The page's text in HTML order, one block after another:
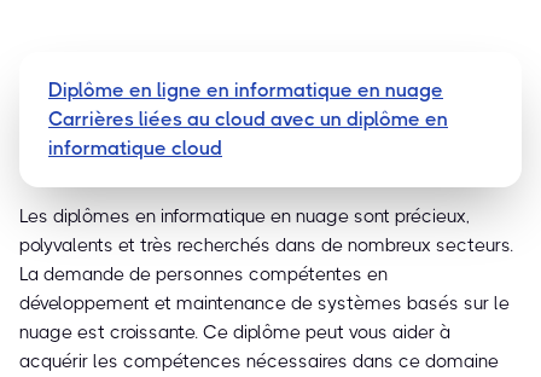
Diplôme en ligne en informatique en nuage
Carrières liées au cloud avec un diplôme en
informatique cloud
Les diplômes en informatique en nuage sont précieux,
polyvalents et très recherchés dans de nombreux secteurs.
La demande de personnes compétentes en
développement et maintenance de systèmes basés sur le
nuage est croissante. Ce diplôme peut vous aider à
acquérir les compétences nécessaires dans ce domaine